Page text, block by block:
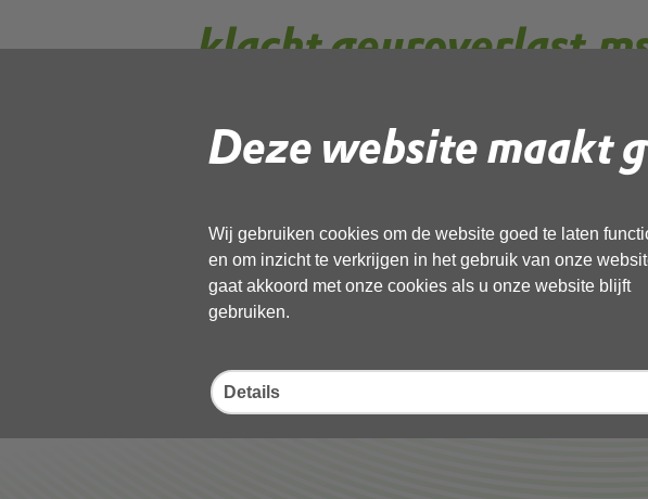
Deze website maakt
Wij gebruiken cookies om de website goed te laten
en om inzicht te verkrijgen in het gebruik van onze
gaat akkoord met onze cookies als u onze website blijft
gebruiken.
Details
klacht
Download ‘klacht geuroverlast.msg_-geanonimiseerd’,
02 juni 2026,pdf, 174kB